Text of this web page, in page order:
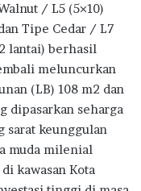
/ L5 (5×10)
Tipe Cedar / L7
lantai) berhasil
meluncurkan
(LB) 108 m2 dan
dipasarkan seharga
sarat keunggulan
muda milenial
kawasan Kota